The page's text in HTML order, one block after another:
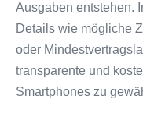
Ausgaben entstehen.
Details wie mögliche
oder
transparente und
Smartphones zu